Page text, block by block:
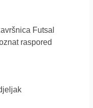
Futsal
raspored